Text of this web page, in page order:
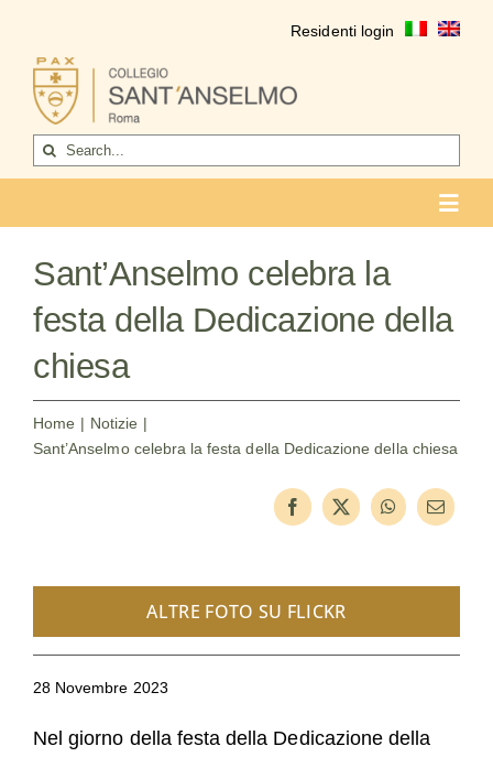
contenuto
Residenti login
Cerca
per:
Chi siamo
Vita del collegio
La formazione
Come entrare
Sant’Anselmo celebra la
festa della Dedicazione della
chiesa
Home
Notizie
Sant’Anselmo celebra la festa della Dedicazione della chiesa
ALTRE FOTO SU FLICKR
28 Novembre 2023
Nel giorno della festa della Dedicazione della